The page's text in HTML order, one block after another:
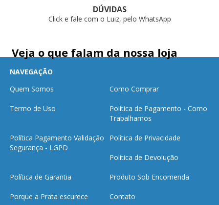
DÚVIDAS
Click e fale com o Luiz, pelo WhatsApp
Veja o que falam da nossa loja
NAVEGAÇÃO
Quem Somos
Como Comprar
Termo de Uso
Política de Pagamento - Como
Trabalhamos
Política Pagamento Validação
Segurança - LGPD
Política de Privacidade
Política de Devolução
Política de Garantia Produto Sob Encomenda
Porque a Prata escurece Contato